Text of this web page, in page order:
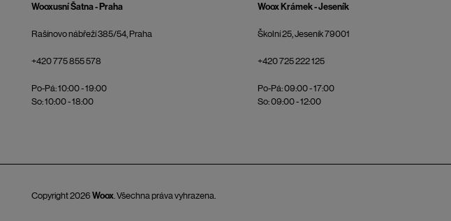
Wooxusní Šatna - Praha
Rašínovo nábřeží 385/54, Praha
+420 775 855 578
Po-Pá: 10:00 - 19:00
So: 10:00 - 18:00
Woox Krámek - Jeseník
Školní 25, Jeseník 79001
+420 725 222 125
Po-Pá: 09:00 - 17:00
So: 09:00 - 12:00
Copyright 2026 Woox. Všechna práva vyhrazena.